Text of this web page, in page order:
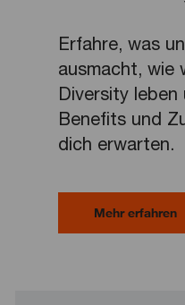
Erfahre, was
ausmacht, wie
Diversity leben
Benefits und
dich erwarten.
Mehr erfahren